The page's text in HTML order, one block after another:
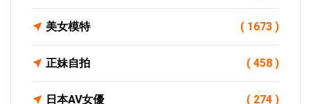
美女模特 ( 1673 )
正妹自拍 ( 458 )
日本AV女優 ( 274 )